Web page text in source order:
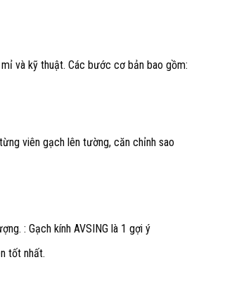
và kỹ thuật. Các bước cơ bản bao gồm:
viên gạch lên tường, căn chỉnh sao
: Gạch kính AVSING là 1 gợi ý
tốt nhất.